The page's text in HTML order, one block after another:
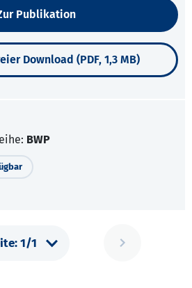
Publikation
Download (PDF, 1,3 MB)
BWP